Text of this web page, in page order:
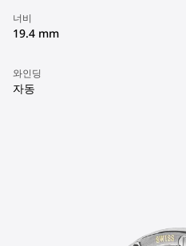
너비
19.4 mm
와인딩
자동